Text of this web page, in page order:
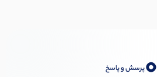
پرسش و پاسخ